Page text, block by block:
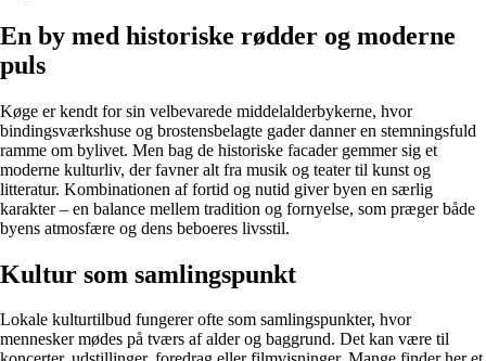
En by med historiske rødder og moderne
puls
Køge er kendt for sin velbevarede middelalderbykerne, hvor
bindingsværkshuse og brostensbelagte gader danner en stemningsfuld
ramme om bylivet. Men bag de historiske facader gemmer sig et
moderne kulturliv, der favner alt fra musik og teater til kunst og
litteratur. Kombinationen af fortid og nutid giver byen en særlig
karakter – en balance mellem tradition og fornyelse, som præger både
byens atmosfære og dens beboeres livsstil.
Kultur som samlingspunkt
Lokale kulturtilbud fungerer ofte som samlingspunkter, hvor
mennesker mødes på tværs af alder og baggrund. Det kan være til